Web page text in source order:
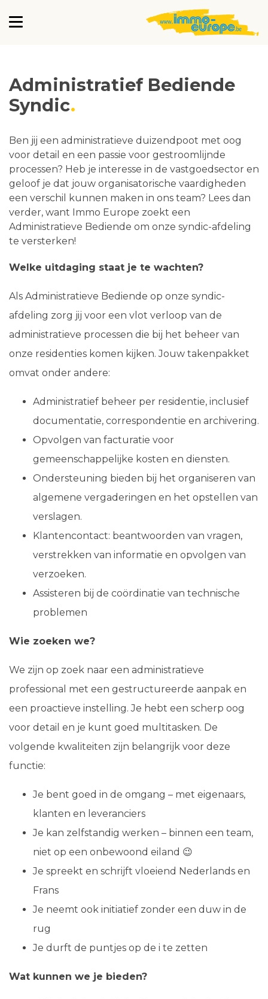
Administratief Bediende
Syndic
Ben jij een administratieve duizendpoot met oog
voor detail en een passie voor gestroomlijnde
processen? Heb je interesse in de vastgoedsector en
geloof je dat jouw organisatorische vaardigheden
een verschil kunnen maken in ons team? Lees dan
verder, want Immo Europe zoekt een
Administratieve Bediende om onze syndic-afdeling
te versterken!
Welke uitdaging staat je te wachten?
Als Administratieve Bediende op onze syndic-
afdeling zorg jij voor een vlot verloop van de
administratieve processen die bij het beheer van
onze residenties komen kijken. Jouw takenpakket
omvat onder andere:
Administratief beheer per residentie, inclusief
documentatie, correspondentie en archivering.
Opvolgen van facturatie voor
gemeenschappelijke kosten en diensten.
Ondersteuning bieden bij het organiseren van
algemene vergaderingen en het opstellen van
verslagen.
Klantencontact: beantwoorden van vragen,
verstrekken van informatie en opvolgen van
verzoeken.
Assisteren bij de coördinatie van technische
problemen
Wie zoeken we?
We zijn op zoek naar een administratieve
professional met een gestructureerde aanpak en
een proactieve instelling. Je hebt een scherp oog
voor detail en je kunt goed multitasken. De
volgende kwaliteiten zijn belangrijk voor deze
functie:
Je bent goed in de omgang – met eigenaars,
klanten en leveranciers
Je kan zelfstandig werken – binnen een team,
niet op een onbewoond eiland 😉
Je spreekt en schrijft vloeiend Nederlands en
Frans
Je neemt ook initiatief zonder een duw in de
rug
Je durft de puntjes op de i te zetten
Wat kunnen we je bieden?